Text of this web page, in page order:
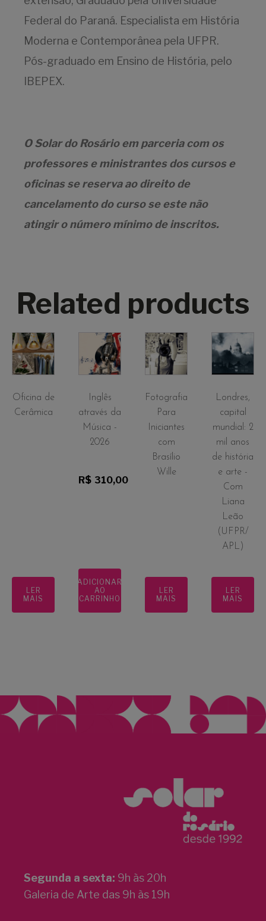
Federal do Paraná. Especialista em História
Moderna e Contemporânea pela UFPR.
Pós-graduado em Ensino de História, pelo
IBEPEX.
O Solar do Rosário em parceria com os
professores e ministrantes dos cursos e
oficinas se reserva ao direito de
cancelamento do curso se este não
atingir o número mínimo de inscritos.
Related products
Oficina de
Cerâmica
LER
MAIS
Inglês
através da
Música -
2026
R$ 310,00
ADICIONAR
AO
CARRINHO
Fotografia
Para
Iniciantes
com
Brasílio
Wille
LER
MAIS
Londres,
capital
mundial: 2
mil anos
de história
e arte -
Com
Liana
Leão
(UFPR/
APL)
LER
MAIS
Segunda a sexta: 9h às 20h
Galeria de Arte das 9h às 19h